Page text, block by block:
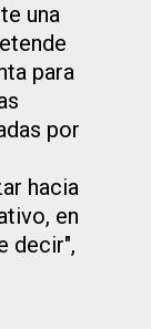
una
para
por
hacia
en
decir",